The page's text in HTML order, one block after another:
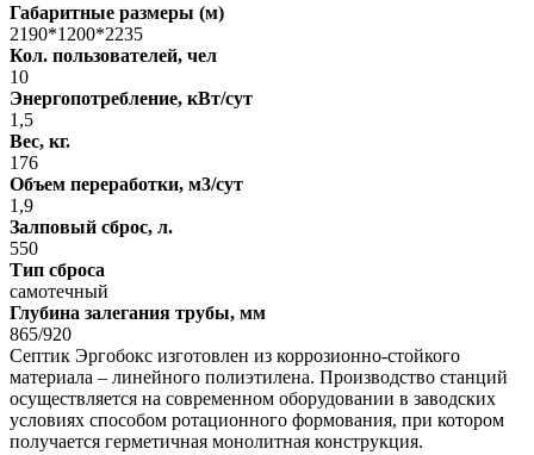
Габаритные размеры (м)
2190*1200*2235
Кол. пользователей, чел
10
Энергопотребление, кВт/сут
1,5
Вес, кг.
176
Объем переработки, м3/сут
1,9
Залповый сброс, л.
550
Тип сброса
самотечный
Глубина залегания трубы, мм
865/920
Септик Эргобокс изготовлен из коррозионно-стойкого
материала – линейного полиэтилена. Производство станций
осуществляется на современном оборудовании в заводских
условиях способом ротационного формования, при котором
получается герметичная монолитная конструкция.